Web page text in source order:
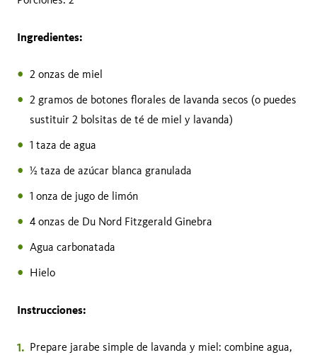
Ingredientes:
2 onzas de miel
2 gramos de botones florales de lavanda secos (o puedes
sustituir 2 bolsitas de té de miel y lavanda)
1 taza de agua
½ taza de azúcar blanca granulada
1 onza de jugo de limón
4 onzas de Du Nord Fitzgerald Ginebra
Agua carbonatada
Hielo
Instrucciones:
Prepare jarabe simple de lavanda y miel: combine agua,